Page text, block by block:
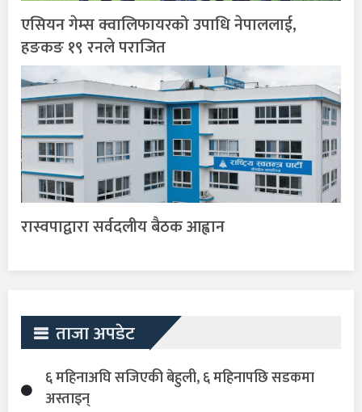
एसियन गेम्स क्वालिफायरको उपाधि नेपाललाई,
हङकङ १९ रनले पराजित
रास्वपाद्वारा सर्वदलीय बैठक आह्वान
ताजा अपडेट
६ महिनाअघि सजिएकी बेहुली, ६ महिनापछि सडकमा
अस्ताइन्